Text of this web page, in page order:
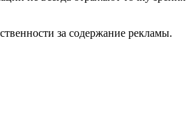
за содержание рекламы.